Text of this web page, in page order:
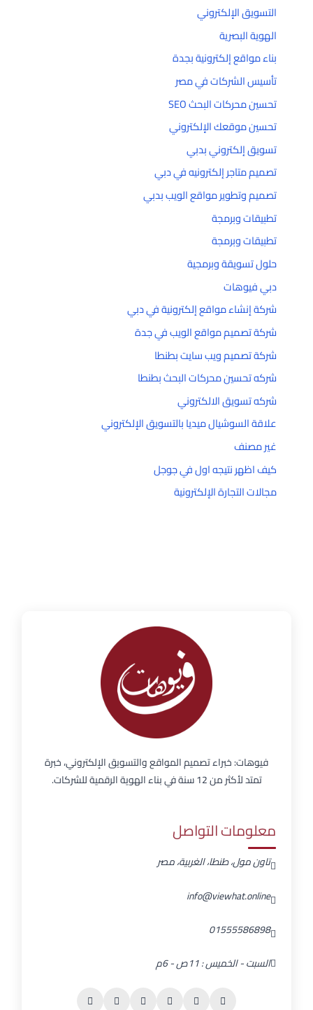
التسويق الإلكتروني
الهوية البصرية
بناء مواقع إلكترونية بجدة
تأسيس الشركات في مصر
تحسين محركات البحث SEO
تحسين موقعك الإلكتروني
تسويق إلكتروني بدبي
تصميم متاجر إلكترونيه في دبي
تصميم وتطوير مواقع الويب بدبي
تطبيقات وبرمجة
تطبيقات وبرمجة
حلول تسويقة وبرمجية
دبي فيوهات
شركة إنشاء مواقع إلكترونية في دبي
شركة تصميم مواقع الويب في جدة
شركة تصميم ويب سايت بطنطا
شركه تحسين محركات البحث بطنطا
شركه تسويق الالكتروني
علاقة السوشيال ميديا بالتسويق الإلكتروني
غير مصنف
كيف اظهر نتيجه اول في جوجل
مجالات التجارة الإلكترونية
فيوهات: خبراء تصميم المواقع والتسويق الإلكتروني، خبرة
تمتد لأكثر من 12 سنة في بناء الهوية الرقمية للشركات.
معلومات التواصل
تاون مول، طنطا، الغربية، مصر
info@viewhat.online
01555586898
السبت - الخميس : 11ص - 6م